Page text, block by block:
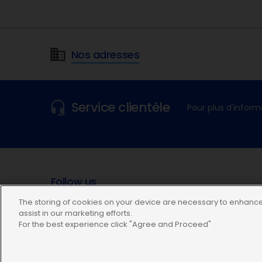
Nos adresses
Service clientèle Pour plus
Follow us
The storing of cookies on your device are necessary to
assist in our marketing efforts.
For the best experience click "Agree and Proceed"